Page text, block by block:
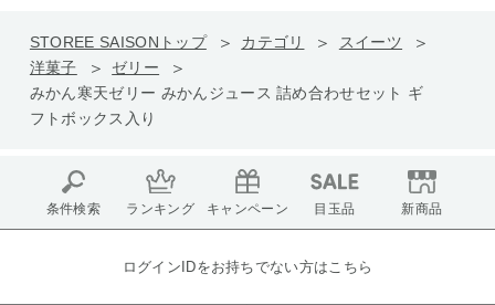
STOREE SAISONトップ カテゴリ
スイーツ
洋菓子
ゼリー
みかん寒天ゼリー みかんジュース 詰め合わせセット ギ
フトボックス入り
条件検索 ランキング キャンペーン 目玉品 新商品
ログインIDをお持ちでない方はこちら